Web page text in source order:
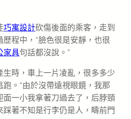
巧寓設計砍傷後面的乘客，走到
程中，“臉色很是安靜，也很
家具句話都沒說。”
生時，車上一片凌亂，很多多少
。“由於沒帶遠視眼鏡，我那
面一小我拿著刀過去了，后脖頸
著不知是行李仍是人，疇前門